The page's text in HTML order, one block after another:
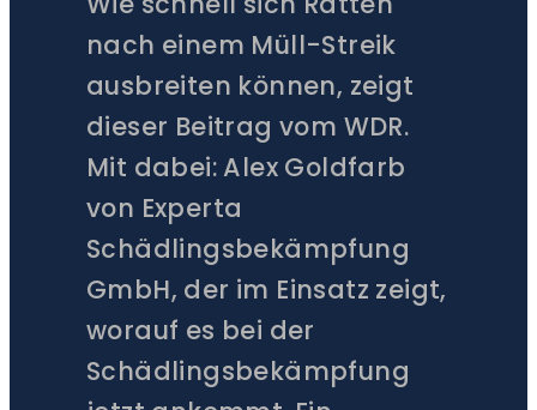
nach einem Müll-Streik
ausbreiten können, zeigt
dieser Beitrag vom WDR.
Mit dabei: Alex Goldfarb
von Experta
Schädlingsbekämpfung
GmbH, der im Einsatz zeigt,
worauf es bei der
Schädlingsbekämpfung